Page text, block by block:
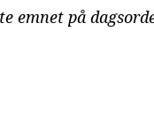
emnet på